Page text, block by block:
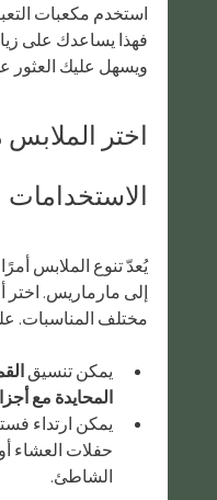
استخدم مكعبات
فهذا يساعدك على
ويسهل عليك العثور
اختر
الاستخدامات
يُعدّ تنوع الملابس
إلى مارماريس.
مختلف المناسبات.
يمكن تنسيق
المحايدة مع
يمكن ارتداء
حفلات العشاء
الشاطئ.